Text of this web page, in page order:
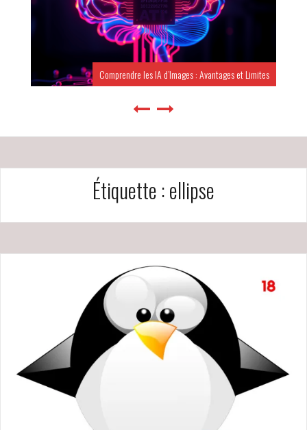
Comprendre les IA d’Images : Avantages et Limites
Étiquette :ellipse